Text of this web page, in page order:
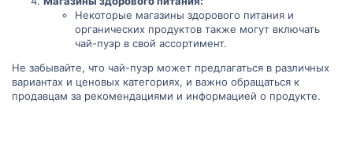
Некоторые магазины здорового питания и
органических продуктов также могут включать
чай-пуэр в свой ассортимент.
Не забывайте, что чай-пуэр может предлагаться в различных
вариантах и ценовых категориях, и важно обращаться к
продавцам за рекомендациями и информацией о продукте.